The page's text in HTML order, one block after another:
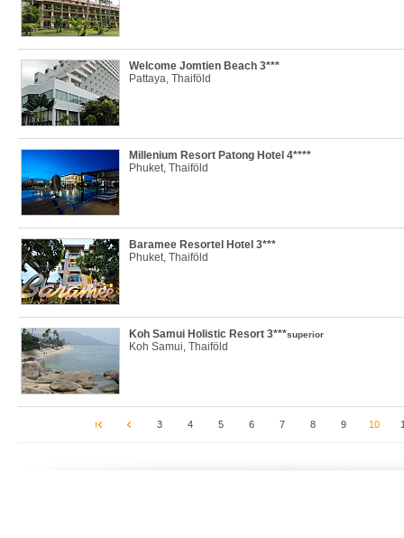
Welcome Jomtien Beach 3***
Pattaya, Thaiföld
Millenium Resort Patong Hotel 4****
Phuket, Thaiföld
Baramee Resortel Hotel 3***
Phuket, Thaiföld
Koh Samui Holistic Resort 3***superior
Koh Samui, Thaiföld
3 4 5 6 7 8 9 10